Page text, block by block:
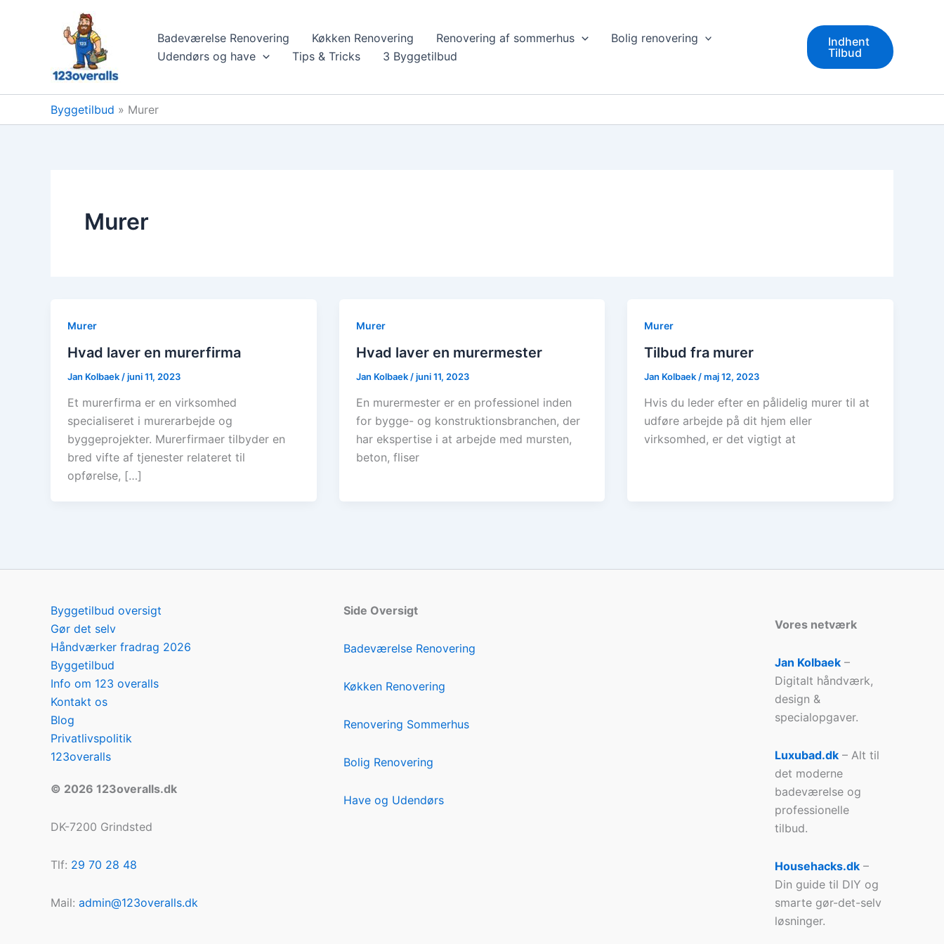
Badeværelse Renovering Køkken Renovering Renovering af sommerhus
Bolig renovering
Udendørs og have
Tips & Tricks 3 Byggetilbud
Indhent
Tilbud
Byggetilbud » Murer
Murer
Murer
Hvad laver en murerfirma
Jan Kolbaek /juni 11, 2023
Et murerfirma er en virksomhed
specialiseret i murerarbejde og
byggeprojekter. Murerfirmaer tilbyder en
bred vifte af tjenester relateret til
opførelse, […]
Murer
Hvad laver en murermester
Jan Kolbaek /juni 11, 2023
En murermester er en professionel inden
for bygge- og konstruktionsbranchen, der
har ekspertise i at arbejde med mursten,
beton, fliser
Murer
Tilbud fra murer
Jan Kolbaek /maj 12, 2023
Hvis du leder efter en pålidelig murer til at
udføre arbejde på dit hjem eller
virksomhed, er det vigtigt at
Byggetilbud oversigt
Gør det selv
Håndværker fradrag 2026
Byggetilbud
Info om 123 overalls
Kontakt os
Blog
Privatlivspolitik
123overalls
© 2026 123overalls.dk
DK-7200 Grindsted
Tlf: 29 70 28 48
Mail: admin@123overalls.dk
Side Oversigt
Badeværelse Renovering
Køkken Renovering
Renovering Sommerhus
Bolig Renovering
Have og Udendørs
Vores netværk
Jan Kolbaek –
Digitalt håndværk,
design &
specialopgaver.
Luxubad.dk – Alt til
det moderne
badeværelse og
professionelle
tilbud.
Househacks.dk –
Din guide til DIY og
smarte gør-det-selv
løsninger.